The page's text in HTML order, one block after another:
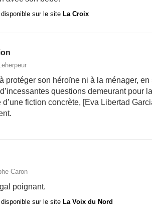
sur le site La Croix
protéger son héroïne ni à la ménager, en
questions demeurant pour
fiction concrète, [Eva Libertad
Caron
poignant.
sur le site La Voix du Nord